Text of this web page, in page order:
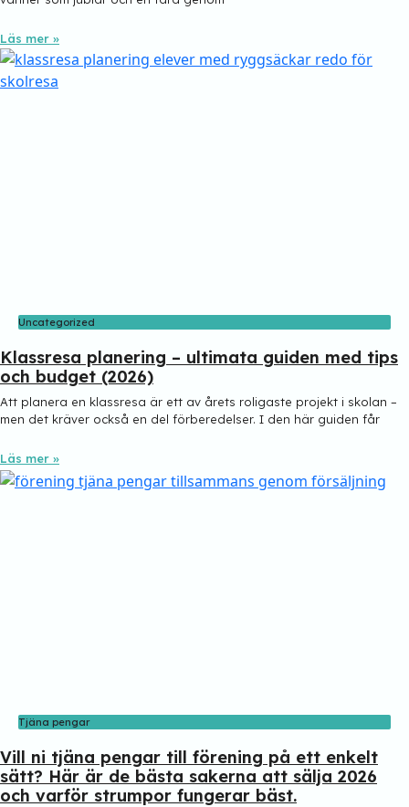
Läs mer »
Uncategorized
Klassresa planering – ultimata guiden med tips
och budget (2026)
Att planera en klassresa är ett av årets roligaste projekt i skolan –
men det kräver också en del förberedelser. I den här guiden får
Läs mer »
Tjäna pengar
Vill ni tjäna pengar till förening på ett enkelt
sätt? Här är de bästa sakerna att sälja 2026
och varför strumpor fungerar bäst.